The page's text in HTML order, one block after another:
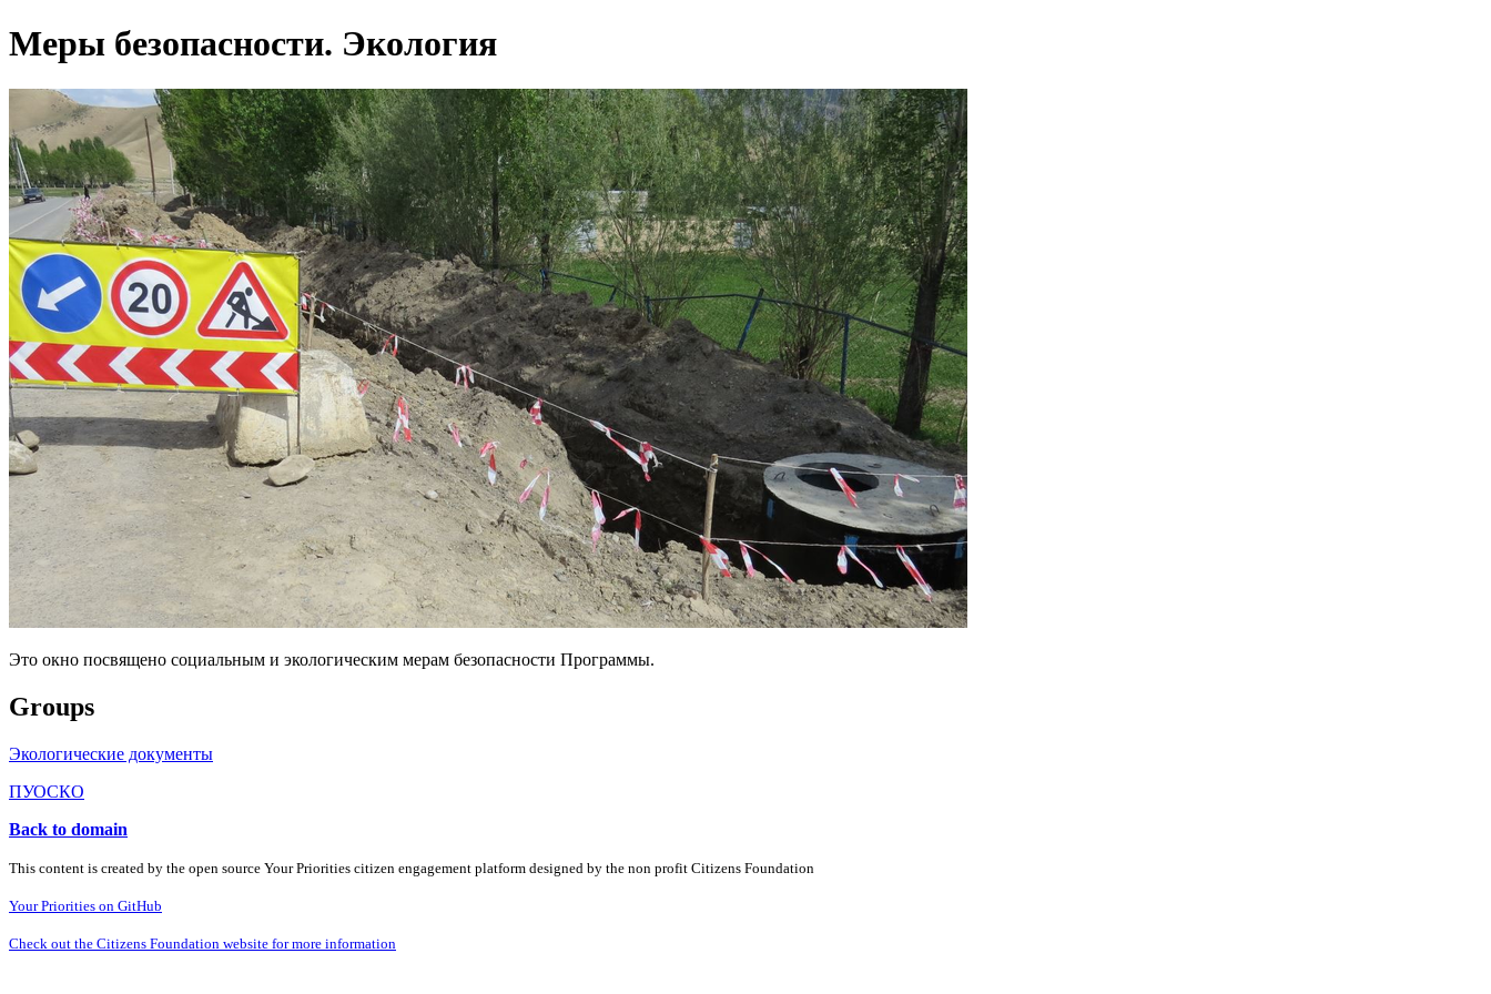
Меры безопасности. Экология
Это окно посвящено социальным и экологическим мерам безопасности Программы.
Groups
Экологические документы
ПУОСКО
Back to domain
This content is created by the open source Your Priorities citizen engagement platform designed by the non profit Citizens Foundation
Your Priorities on GitHub
Check out the Citizens Foundation website for more information